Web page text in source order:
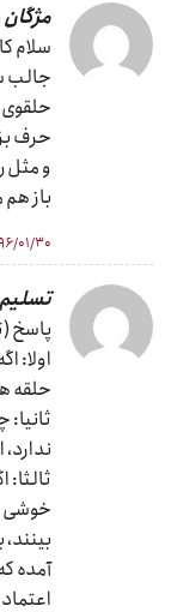
مژگان
سلام
جالب
حلقوی
حرف
و مثل
باز
۱۳۹۶/۰۱/۳۰ در
پاسخ
اولا:
حلقه
خوشی
آمده